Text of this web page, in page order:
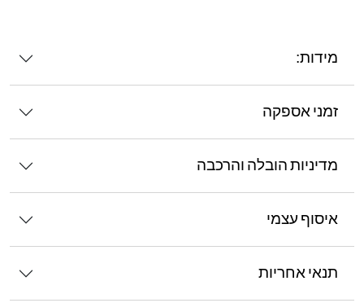
מידות:
זמני אספקה
מדיניות הובלה והרכבה
איסוף עצמי
תנאי אחריות